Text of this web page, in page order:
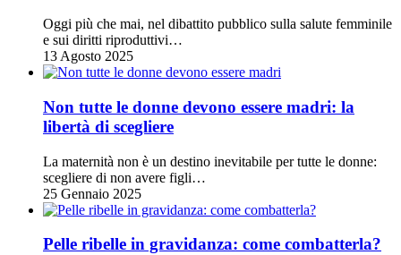
Oggi più che mai, nel dibattito pubblico sulla salute femminile
e sui diritti riproduttivi…
13 Agosto 2025
Non tutte le donne devono essere madri: la
libertà di scegliere
La maternità non è un destino inevitabile per tutte le donne:
scegliere di non avere figli…
25 Gennaio 2025
Pelle ribelle in gravidanza: come combatterla?